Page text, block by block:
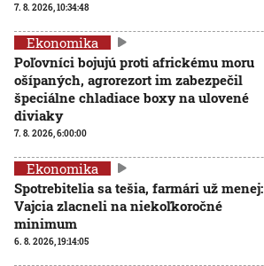
7. 8. 2026, 10:34:48
Ekonomika
Poľovníci bojujú proti africkému moru
ošípaných, agrorezort im zabezpečil
špeciálne chladiace boxy na ulovené
diviaky
7. 8. 2026, 6:00:00
Ekonomika
Spotrebitelia sa tešia, farmári už menej:
Vajcia zlacneli na niekoľkoročné
minimum
6. 8. 2026, 19:14:05